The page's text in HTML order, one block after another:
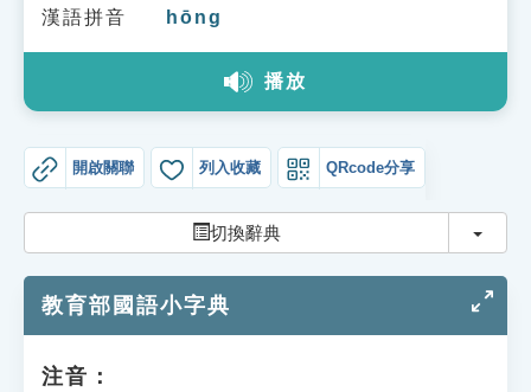
生命大百科索引
教學應用
貓頭鷹博士
漢語拼音 hōng
播放
開啟關聯 列入收藏 QRcode分享
切換辭典 切換
教育部國語小字典
注音：